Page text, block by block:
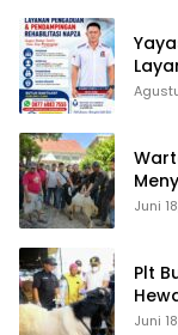
Juni
Plt
Juni